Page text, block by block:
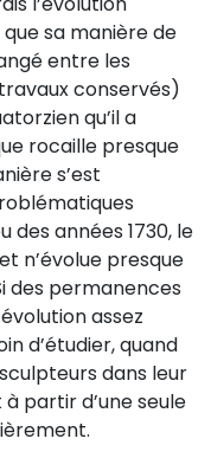
sa manière de
entre les
conservés)
qu’il a
rocaille presque
s’est
années 1730, le
n’évolue presque
des permanences
assez
d’étudier, quand
dans leur
partir d’une seule